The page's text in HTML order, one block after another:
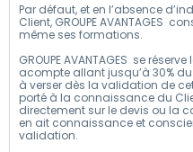
Par défaut, et en l’absence
Client, GROUPE AVANTAGES
même ses formations.
GROUPE AVANTAGES se
acompte allant jusqu’à 30%
à verser dès la validation de
porté à la connaissance du
directement sur le devis ou la
en ait connaissance et
validation.